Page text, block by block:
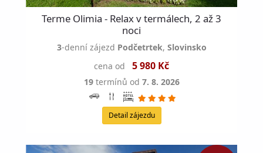
Terme Olimia - Relax v termálech, 2 až 3
noci
3-denní zájezd Podčetrtek, Slovinsko
cena od
5 980 Kč
19termínů od 7. 8. 2026
Detail zájezdu